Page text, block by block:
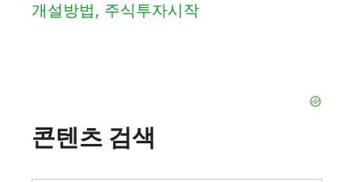
개설방법, 주식투자시작
콘텐츠 검색